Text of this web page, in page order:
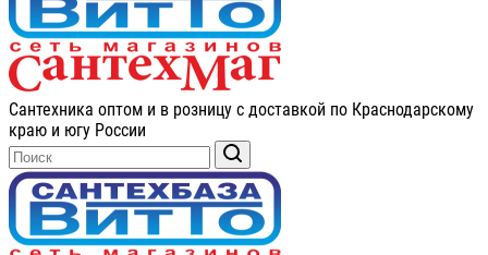
Сантехника оптом и в розницу с доставкой по Краснодарскому
краю и югу России